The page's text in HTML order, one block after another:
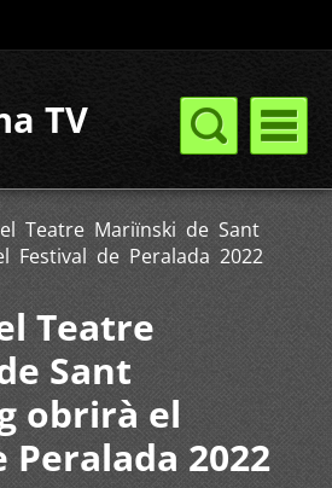
TV
Teatre Mariïnski de Sant
Festival de Peralada 2022
Teatre
Sant
obrirà el
Peralada 2022